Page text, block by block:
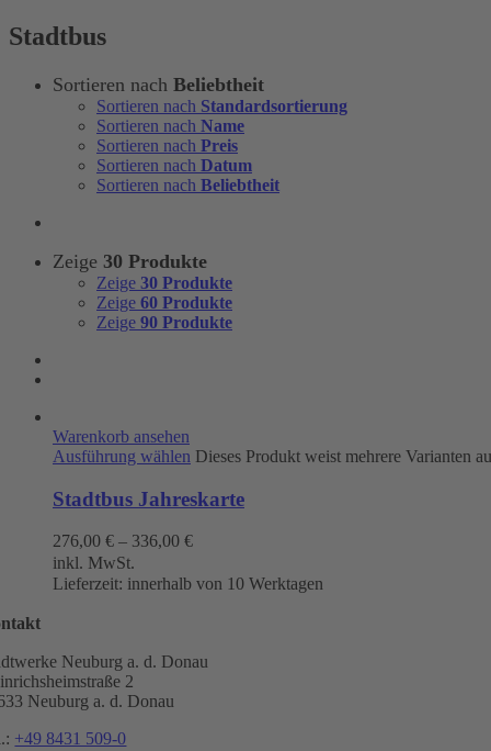
Stadtbus
Sortieren nach Beliebtheit
Sortieren nach Standardsortierung
Sortieren nach Name
Sortieren nach Preis
Sortieren nach Datum
Sortieren nach Beliebtheit
Zeige 30 Produkte
Zeige 30 Produkte
Zeige 60 Produkte
Zeige 90 Produkte
Warenkorb ansehen
Ausführung wählen Dieses Produkt weist mehrere Varianten
Stadtbus Jahreskarte
276,00 € – 336,00 €
inkl. MwSt.
Lieferzeit: innerhalb von 10 Werktagen
Neuburg a. d. Donau
2
Neuburg a. d. Donau
+49 8431 509-0